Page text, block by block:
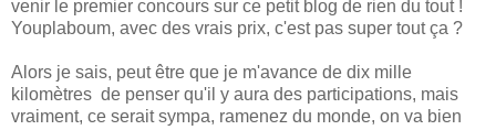
venir le premier concours sur ce petit blog de rien du tout !
Youplaboum, avec des vrais prix, c'est pas super tout ça ?
Alors je sais, peut être que je m'avance de dix mille
kilomètres de penser qu'il y aura des participations, mais
vraiment, ce serait sympa, ramenez du monde, on va bien